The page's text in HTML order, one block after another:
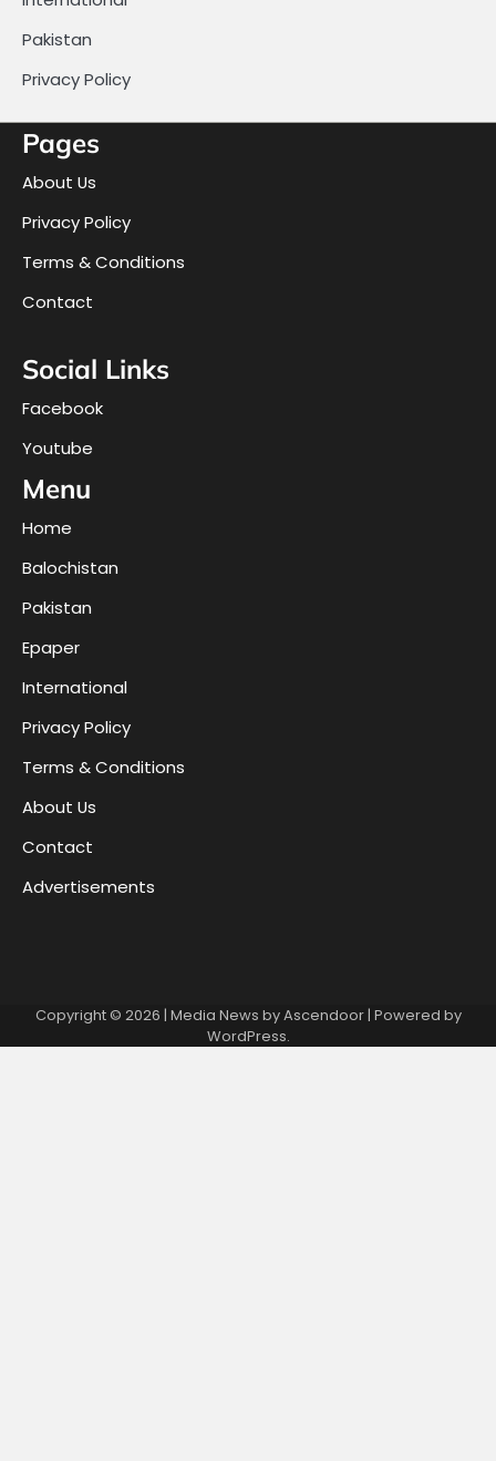
Pakistan
Privacy Policy
Pages
About Us
Privacy Policy
Terms & Conditions
Contact
Social Links
Facebook
Youtube
Menu
Home
Balochistan
Pakistan
Epaper
International
Privacy Policy
Terms & Conditions
About Us
Contact
Advertisements
Copyright © 2026 | Media News byAscendoor| Powered by
WordPress.